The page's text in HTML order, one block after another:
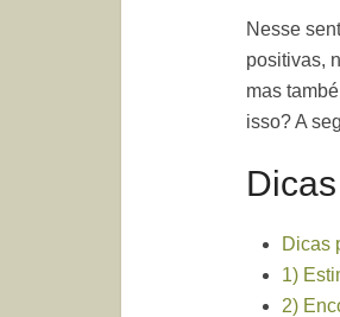
Nesse
positivas,
mas
isso? A
Dicas
1)
2)